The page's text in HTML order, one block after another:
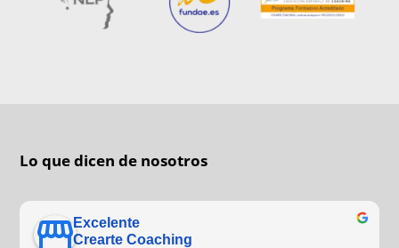
Lo que dicen de nosotros
Excelente
Crearte Coaching